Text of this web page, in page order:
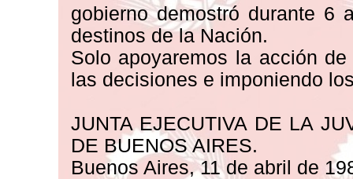
gobierno demostró durante 6
destinos de la Nación.
Solo apoyaremos la acción
las decisiones e imponiendo
JUNTA EJECUTIVA DE LA
DE BUENOS AIRES.
Buenos Aires, 11 de abril de